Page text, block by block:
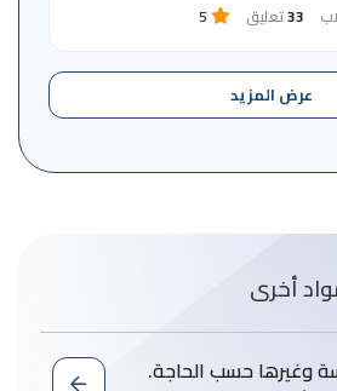
33تعليق 5
عرض المزيد
أخرى
وغيرها حسب الحاجة.